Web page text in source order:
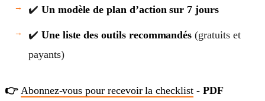
✔️ Un modèle de plan d’action sur 7 jours
✔️ Une liste des outils recommandés (gratuits et
payants)
👉 Abonnez-vous pour recevoir la checklist- PDF